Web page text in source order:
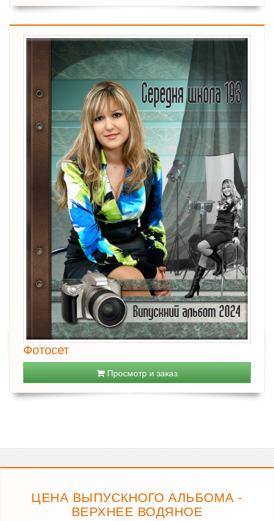
Фотосет
Просмотр и заказ
ЦЕНА ВЫПУСКНОГО АЛЬБОМА -
ВЕРХНЕЕ ВОДЯНОЕ